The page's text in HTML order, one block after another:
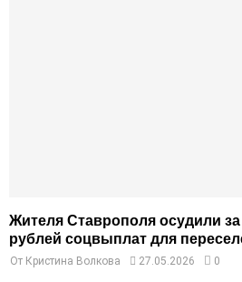
Жителя Ставрополя осудили
рублей соцвыплат для
От Кристина Волкова 27.05.2026 0